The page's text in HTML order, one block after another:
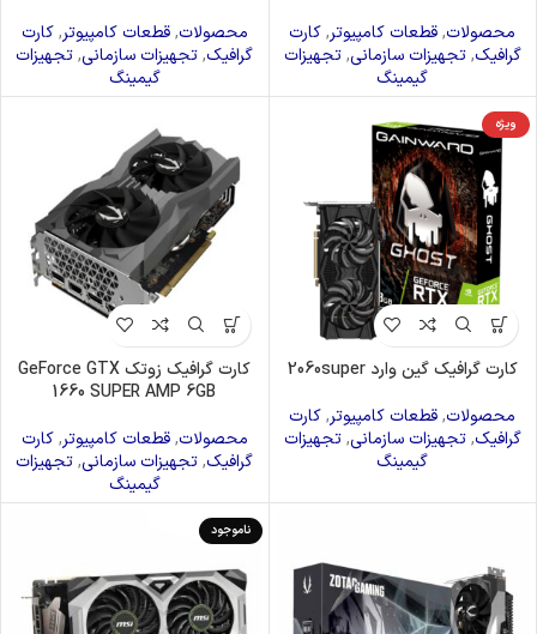
محصولات,قطعات کامپیوتر,کارت
گرافیک,تجهیزات سازمانی,تجهیزات
گیمینگ
محصولات,قطعات کامپیوتر,کارت
گرافیک,تجهیزات سازمانی,تجهیزات
گیمینگ
ویژه
کارت گرافیک گین وارد 2060super
محصولات,قطعات کامپیوتر,کارت
گرافیک,تجهیزات سازمانی,تجهیزات
گیمینگ
کارت گرافیک زوتک GeForce GTX
1660 SUPER AMP 6GB
محصولات,قطعات کامپیوتر,کارت
گرافیک,تجهیزات سازمانی,تجهیزات
گیمینگ
ناموجود